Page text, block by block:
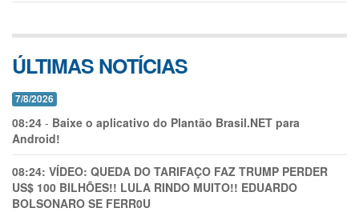
ÚLTIMAS NOTÍCIAS
7/8/2026
08:24 - Baixe o aplicativo do Plantão Brasil.NET para
Android!
08:24: VÍDEO: QUEDA DO TARIFAÇO FAZ TRUMP PERDER
US$ 100 BILHÕES!! LULA RINDO MUITO!! EDUARDO
BOLSONARO SE FERR0U